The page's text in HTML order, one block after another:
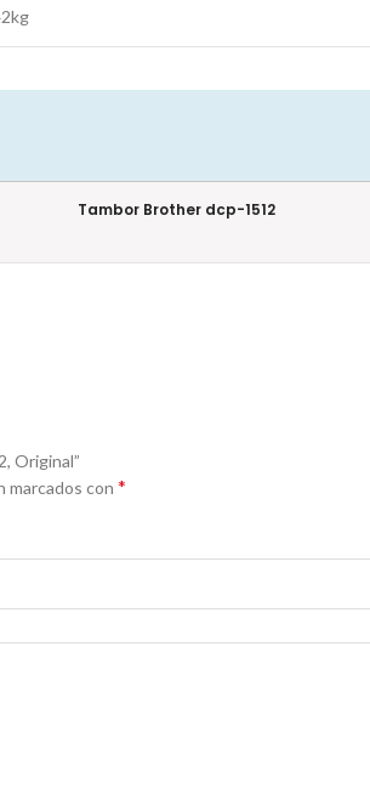
Tambor Brother dcp-1512
Original”
marcados con *